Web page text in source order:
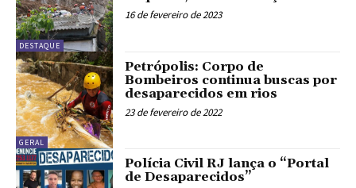
DESTAQUE
16 de fevereiro de 2023
GERAL
Petrópolis: Corpo de
Bombeiros continua buscas por
desaparecidos em rios
23 de fevereiro de 2022
Polícia Civil RJ lança o “Portal
de Desaparecidos”